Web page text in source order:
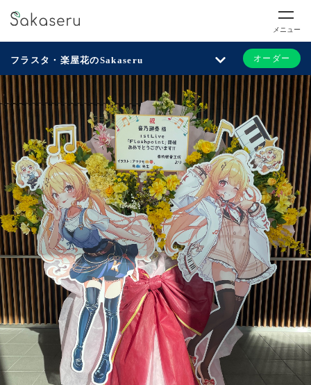
メニュー
フラスタ・楽屋花のSakaseru オーダー